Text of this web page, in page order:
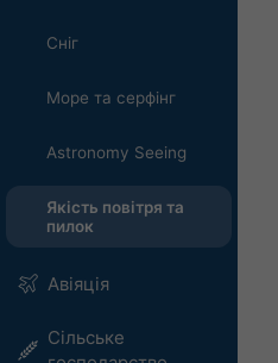
Сніг
Море та серфінг
Astronomy Seeing
Якість повітря та
пилок
Авіяція
Сільське